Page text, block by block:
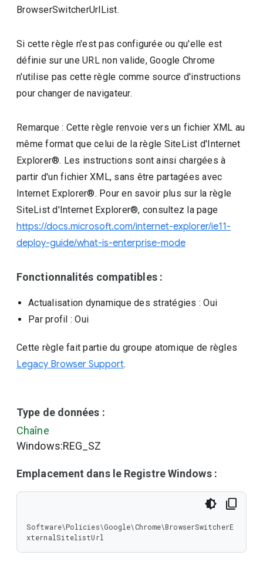
BrowserSwitcherUrlList.
Si cette règle n'est pas configurée ou qu'elle est
définie sur une URL non valide, Google Chrome
n'utilise pas cette règle comme source d'instructions
pour changer de navigateur.
Remarque : Cette règle renvoie vers un fichier XML au
même format que celui de la règle SiteList d'Internet
Explorer®. Les instructions sont ainsi chargées à
partir d'un fichier XML, sans être partagées avec
Internet Explorer®. Pour en savoir plus sur la règle
SiteList d'Internet Explorer®, consultez la page
https://docs.microsoft.com/internet-explorer/ie11-
deploy-guide/what-is-enterprise-mode
Fonctionnalités compatibles :
Actualisation dynamique des stratégies : Oui
Par profil : Oui
Cette règle fait partie du groupe atomique de règles
Legacy Browser Support.
Type de données :
Chaîne
Windows:REG_SZ
Emplacement dans le Registre Windows :
Software\Policies\Google\Chrome\BrowserSwitcherE
xternalSitelistUrl